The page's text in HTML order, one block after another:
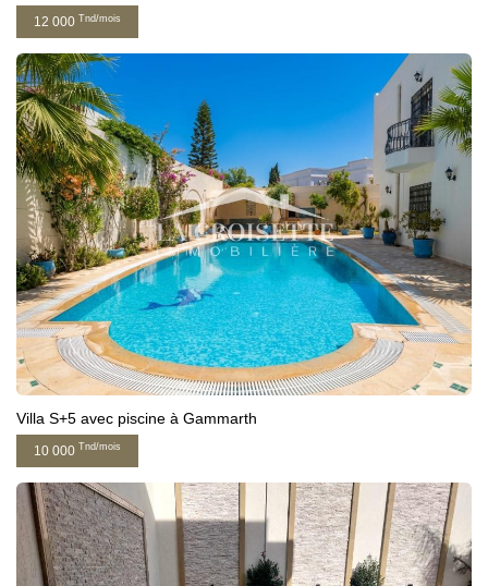
12 000 Tnd/mois
Villa S+5 avec piscine à Gammarth
10 000 Tnd/mois